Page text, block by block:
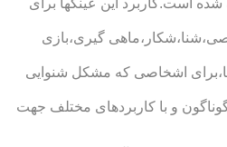
است.کاربرد این عینکها برای
گیری،بازی
اشخاصی که مشکل شنوایی
گوناگون و با کاربردهای مختلف جهت